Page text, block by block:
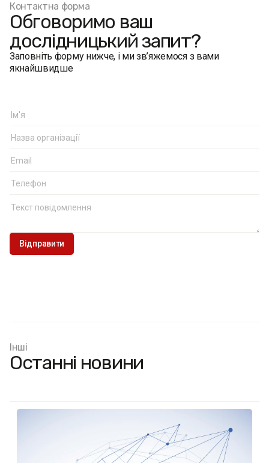
Контактна форма
Обговоримо ваш
дослідницький запит?
Заповніть форму нижче, і ми зв’яжемося з вами
якнайшвидше
Інші
Останні новини